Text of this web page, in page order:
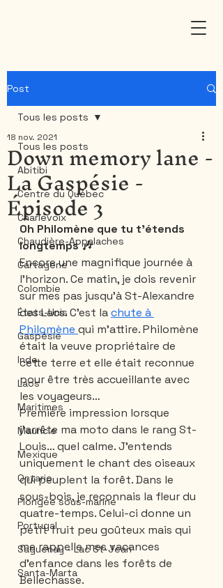
Post
Tous les posts
Abitibi
Centre du Québec
Charlevoix
Chaudière-Appalaches
Cartagene
Colombie
États-Unis
Gaspésie
Inde
Laos
Maritimes
Mauricie
Mexique
Ontario
Plongée sous-marine
Portugal
Saguenay - Lac St-Jean
Santa-Marta
Tous les posts
Down memory lane -
La Gaspésie -
Épisode 3
18 nov. 2021
Oh Philomène que tu t’étends
longtemps 🎶
Encore une magnifique journée à
l’horizon. Ce matin, je dois revenir
sur mes pas jusqu’à St-Alexandre
des Lacs. C’est la chute à
Philomène qui m’attire. Philomène
était la veuve propriétaire de
cette terre et elle était reconnue
pour être très accueillante avec
les voyageurs…
Première impression lorsque
j’arrête ma moto dans le rang St-
Louis… quel calme. J’entends
uniquement le chant des oiseaux
qui peuplent la forêt. Dans le
sous-bois, je reconnais la fleur du
quatre-temps. Celui-ci donne un
petit fruit peu goûteux mais qui
me rappelle mes vacances
d’enfance dans les forêts de
Bellechasse.